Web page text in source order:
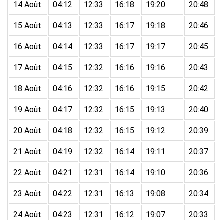
14 Août 04:12 12:33 16:18 19:20 20:48
15 Août 04:13 12:33 16:17 19:18 20:46
16 Août 04:14 12:33 16:17 19:17 20:45
17 Août 04:15 12:32 16:16 19:16 20:43
18 Août 04:16 12:32 16:16 19:15 20:42
19 Août 04:17 12:32 16:15 19:13 20:40
20 Août 04:18 12:32 16:15 19:12 20:39
21 Août 04:19 12:32 16:14 19:11 20:37
22 Août 04:21 12:31 16:14 19:10 20:36
23 Août 04:22 12:31 16:13 19:08 20:34
24 Août 04:23 12:31 16:12 19:07 20:33